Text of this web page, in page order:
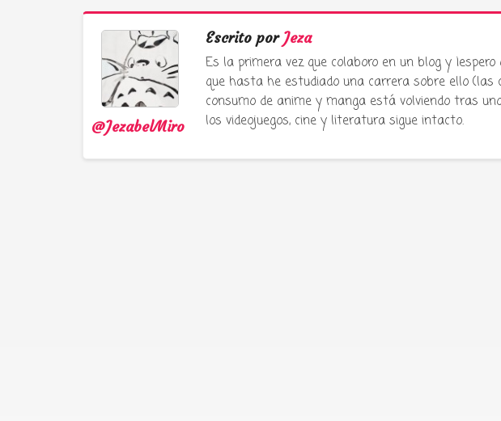
@JezabelMiro
Escrito por Jeza
Es la primera vez que colaboro en un blog y
que hasta he estudiado una carrera sobre ello (las
consumo de anime y manga está volviendo tras
los videojuegos, cine y literatura sigue intacto.